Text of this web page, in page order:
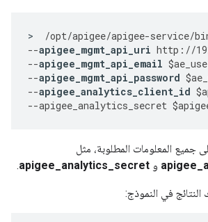
> /opt/apigee/apigee-service/
--apigee_mgmt_api_uri http : //
--apigee_mgmt_api_email $
--apigee_mgmt_api_password $
--apigee_analytics_client_id $
--apigee_analytics_secret $
جميع المعلومات المطلوبة، مثل
و apigee_analytics_secret
.
في النموذج: